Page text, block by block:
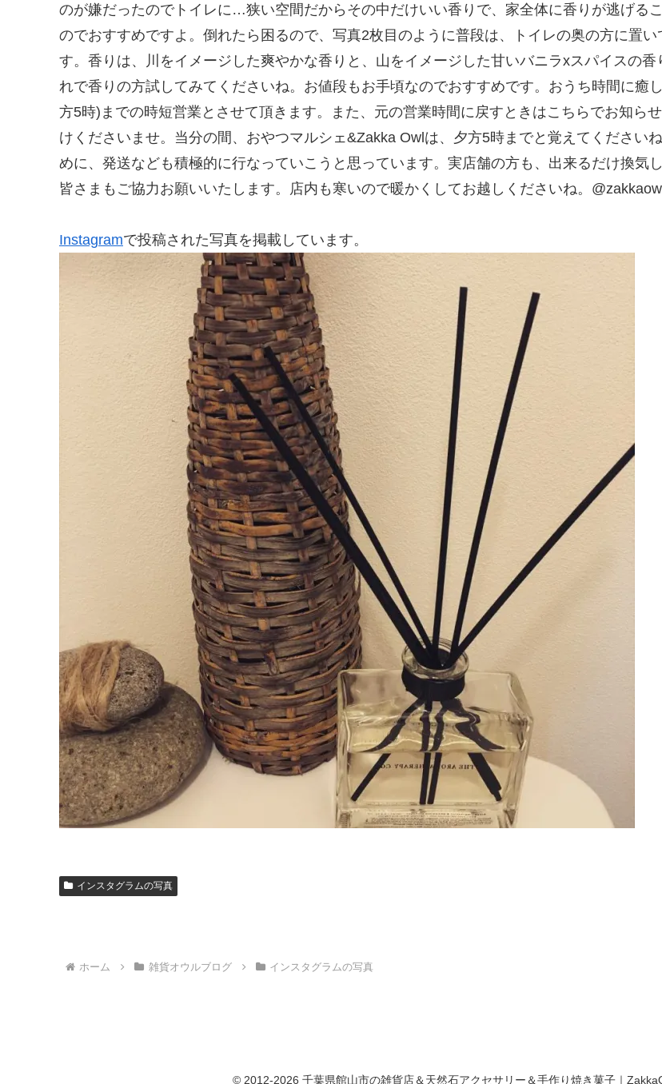
のが嫌だったのでトイレに…狭い空間だからその中だけいい香りで、家全体に香りが逃げる
のでおすすめですよ。倒れたら困るので、写真2枚目のように普段は、トイレの奥の方に置
す。香りは、川をイメージした爽やかな香りと、山をイメージした甘いバニラxスパイスの
れで香りの方試してみてくださいね。お値段もお手頃なのでおすすめです。おうち時間に
方5時)までの時短営業とさせて頂きます。また、元の営業時間に戻すときはこちらでお知ら
けくださいませ。当分の間、おやつマルシェ&Zakka Owlは、夕方5時までと覚えてくださ
めに、発送なども積極的に行なっていこうと思っています。実店舗の方も、出来るだけ換気
皆さまもご協力お願いいたします。店内も寒いので暖かくしてお越しくださいね。
Instagramで投稿された写真を掲載しています。
インスタグラムの写真
ホーム 雑貨オウルブログ インスタグラムの写真
© 2012-2026 千葉県館山市の雑貨店＆天然石アクセサリー＆手作り焼き菓子｜